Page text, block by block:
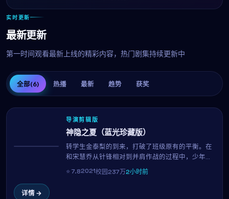
实时更新
最新更新
第一时间观看最新上线的精彩内容，热门剧集持续更新中
全部(6) 热播 最新 趋势 获奖
导演剪辑版
神隐之夏（蓝光珍藏版）
转学生金泰梨的到来，打破了班级原有的平衡。在
和宋慧乔从针锋相对到并肩作战的过程中，少年少
女们逐渐明白：友谊、暗恋与梦想，是青春里最闪
光的三件事。岩井俊二用清新明亮的镜头还原校园
⭐7.82021校园237万2小时前
详情 →